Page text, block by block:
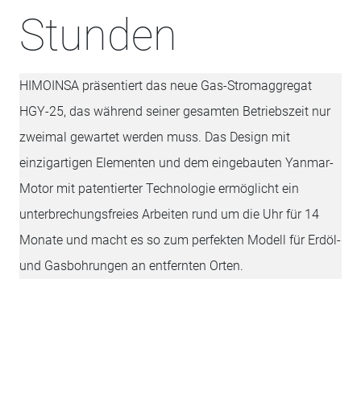
Stunden
HIMOINSA präsentiert das neue Gas-Stromaggregat
HGY-25, das während seiner gesamten Betriebszeit nur
zweimal gewartet werden muss. Das Design mit
einzigartigen Elementen und dem eingebauten Yanmar-
Motor mit patentierter Technologie ermöglicht ein
unterbrechungsfreies Arbeiten rund um die Uhr für 14
Monate und macht es so zum perfekten Modell für Erdöl-
und Gasbohrungen an entfernten Orten.